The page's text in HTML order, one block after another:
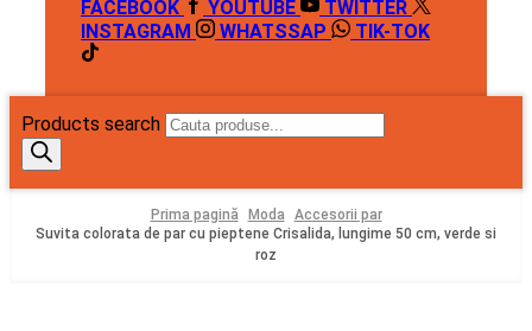
FACEBOOK YOUTUBE
TWITTER
INSTAGRAM
WHATSSAP TIK-TOK
Products search
Prima pagină Moda
Accesorii par
Suvita colorata de par cu pieptene Crisalida, lungime 50 cm, verde si
roz